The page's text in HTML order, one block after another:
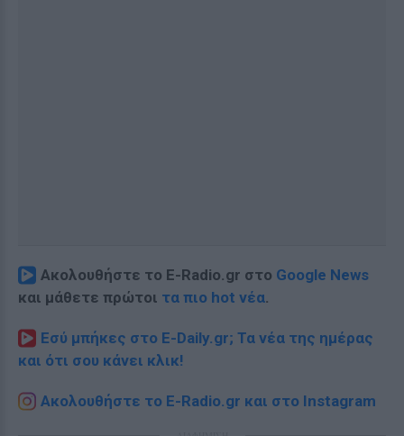
Ακολουθήστε το E-Radio.gr στο Google News
και μάθετε πρώτοι τα πιο hot νέα.
Εσύ μπήκες στο E-Daily.gr; Τα νέα της ημέρας
και ότι σου κάνει κλικ!
Ακολουθήστε το E-Radio.gr και στο Instagram